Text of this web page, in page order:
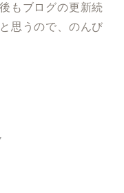
もブログの更新続
思うので、のんび